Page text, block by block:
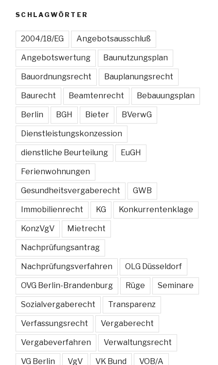
SCHLAGWÖRTER
2004/18/EG Angebotsausschluß
Angebotswertung Baunutzungsplan
Bauordnungsrecht Bauplanungsrecht
Baurecht Beamtenrecht Bebauungsplan
Berlin BGH Bieter BVerwG
Dienstleistungskonzession
dienstliche Beurteilung EuGH
Ferienwohnungen
Gesundheitsvergaberecht GWB
Immobilienrecht KG Konkurrentenklage
KonzVgV Mietrecht
Nachprüfungsantrag
Nachprüfungsverfahren OLG Düsseldorf
OVG Berlin-Brandenburg Rüge Seminare
Sozialvergaberecht Transparenz
Verfassungsrecht Vergaberecht
Vergabeverfahren Verwaltungsrecht
VG Berlin VgV VK Bund VOB/A